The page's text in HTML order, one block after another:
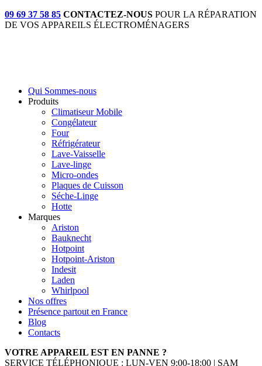
09 69 37 58 85 CONTACTEZ-NOUS POUR LA RÉPARATION
DE VOS APPAREILS ÉLECTROMÉNAGERS
Qui Sommes-nous
Produits
Climatiseur Mobile
Congélateur
Four
Réfrigérateur
Lave-Vaisselle
Lave-linge
Micro-ondes
Plaques de Cuisson
Séche-Linge
Hotte
Marques
Ariston
Bauknecht
Hotpoint
Hotpoint-Ariston
Indesit
Laden
Whirlpool
Nos offres
Présence partout en France
Blog
Contacts
VOTRE APPAREIL EST EN PANNE ?
SERVICE TÉLÉPHONIQUE : LUN-VEN 9:00-18:00 | SAM